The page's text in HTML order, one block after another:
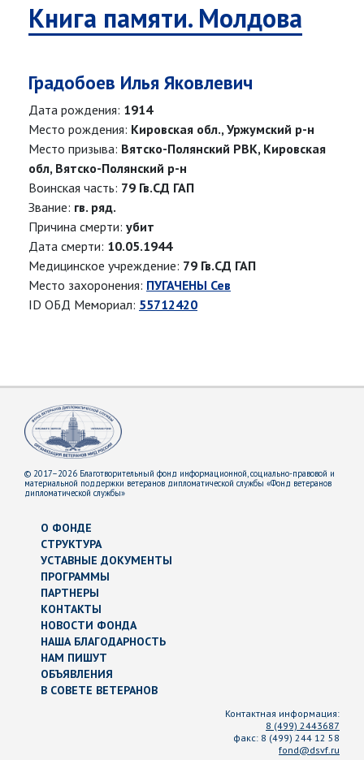
Книга памяти. Молдова
Градобоев Илья Яковлевич
Дата рождения: 1914
Место рождения: Кировская обл., Уржумский р-н
Место призыва: Вятско-Полянский РВК, Кировская
обл, Вятско-Полянский р-н
Воинская часть: 79 Гв.СД ГАП
Звание: гв. ряд.
Причина смерти: убит
Дата смерти: 10.05.1944
Медицинское учреждение: 79 Гв.СД ГАП
Место захоронения: ПУГАЧЕНЫ Сев
ID ОБД Мемориал: 55712420
© 2017–2026 Благотворительный фонд информационной, социально-правовой и
материальной поддержки ветеранов дипломатической службы «Фонд ветеранов
дипломатической службы»
О ФОНДЕ
СТРУКТУРА
УСТАВНЫЕ ДОКУМЕНТЫ
ПРОГРАММЫ
ПАРТНЕРЫ
КОНТАКТЫ
НОВОСТИ ФОНДА
НАША БЛАГОДАРНОСТЬ
НАМ ПИШУТ
ОБЪЯВЛЕНИЯ
В СОВЕТЕ ВЕТЕРАНОВ
Контактная информация:
8 (499) 2443687
факс: 8 (499) 244 12 58
fond@dsvf.ru